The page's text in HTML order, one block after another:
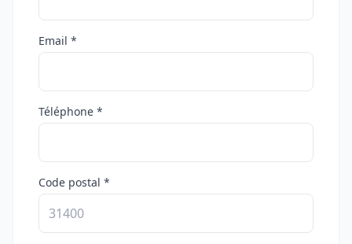
Email *
Téléphone *
Code postal *